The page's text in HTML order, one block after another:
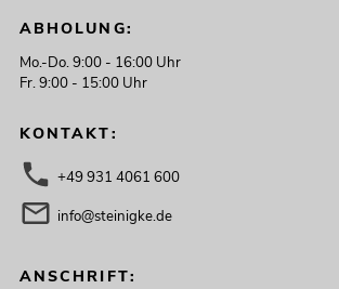
ABHOLUNG:
Mo.-Do. 9:00 - 16:00 Uhr
Fr. 9:00 - 15:00 Uhr
KONTAKT:
+49 931 4061 600
info@steinigke.de
ANSCHRIFT: